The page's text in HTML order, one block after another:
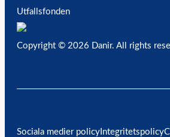
Utfallsfonden
Copyright © 2026 Danir. All rights
Sociala medier policy Integritetspolicy